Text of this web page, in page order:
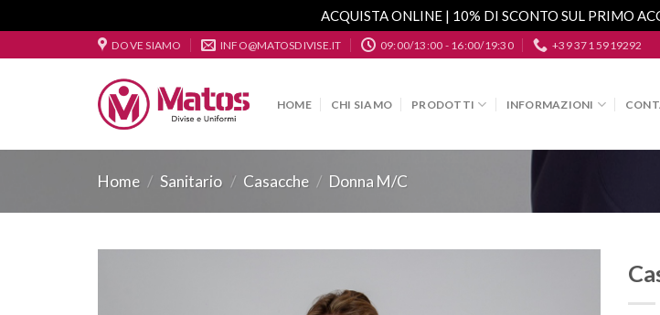
ACQUISTA ONLINE | 10% DI SCONTO SUL PRIMO
to
DOVE SIAMO INFO@MATOSDIVISE.IT 09:00/13:00 - 16:00/19:30 +39 371 5919292
HOME CHI SIAMO PRODOTTI INFORMAZIONI
Home / Sanitario / Casacche / Donna M/C